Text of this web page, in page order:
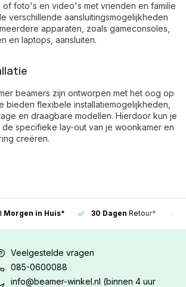
of foto's en video's met vrienden en familie
verschillende aansluitingsmogelijkheden
apparaten, zoals gameconsoles,
en laptops, aansluiten.
beamers zijn ontworpen met het oog op
bieden flexibele installatiemogelijkheden,
en draagbare modellen. Hierdoor kun je
de specifieke lay-out van je woonkamer en
creëren.
Morgen in Huis* 30 Dagen Retour*
Veelgestelde vragen
085-0600088
info@beamer-winkel.nl (binnen 4 uur